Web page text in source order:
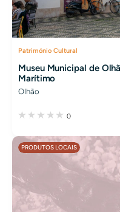
Património Cultural
Museu Municipal de
Marítimo
Olhão
0
PRODUTOS LOCAIS